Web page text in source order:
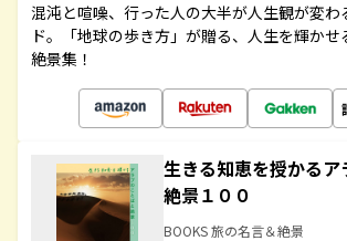
混沌と喧噪、行った人の大半が人生観が変わ
ド。「地球の歩き方」が贈る、人生を輝か
絶景集！
生きる知恵を授かるア
絶景１００
BOOKS 旅の名言＆絶景